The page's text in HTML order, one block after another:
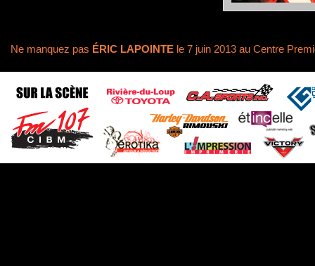
Ne manquez pas ÉRIC LAPOINTE le 7 juin 2013 au Centre